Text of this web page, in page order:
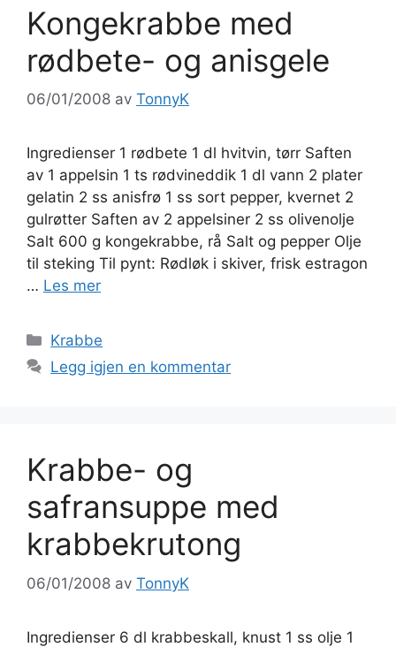
Kongekrabbe med
rødbete- og anisgele
06/01/2008 av TonnyK
Ingredienser 1 rødbete 1 dl hvitvin, tørr Saften
av 1 appelsin 1 ts rødvineddik 1 dl vann 2 plater
gelatin 2 ss anisfrø 1 ss sort pepper, kvernet 2
gulrøtter Saften av 2 appelsiner 2 ss olivenolje
Salt 600 g kongekrabbe, rå Salt og pepper Olje
til steking Til pynt: Rødløk i skiver, frisk estragon
… Les mer
Kategorier
Krabbe
Legg igjen en kommentar
Krabbe- og
safransuppe med
krabbekrutong
06/01/2008 av TonnyK
Ingredienser 6 dl krabbeskall, knust 1 ss olje 1